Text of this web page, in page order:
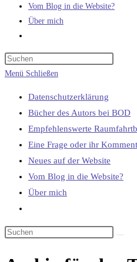
Vom Blog in die Website?
Über mich
umschalten
Menü Schließen
Datenschutzerklärung
Bücher des Autors bei BOD
Empfehlenswerte
Eine Frage oder ihr
Neues auf der Website
Vom Blog in die Website?
Über mich
umschalten